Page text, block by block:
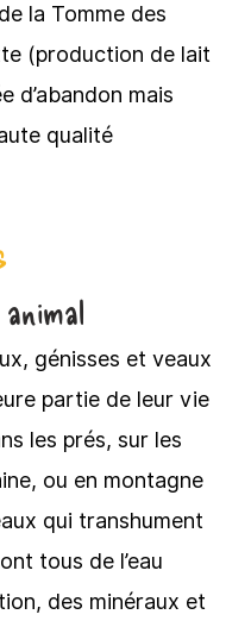
la Tomme des
(production de lait
d’abandon mais
qualité
génisses et veaux
partie de leur vie
les prés, sur les
ou en montagne
qui transhument
tous de l’eau
des minéraux et